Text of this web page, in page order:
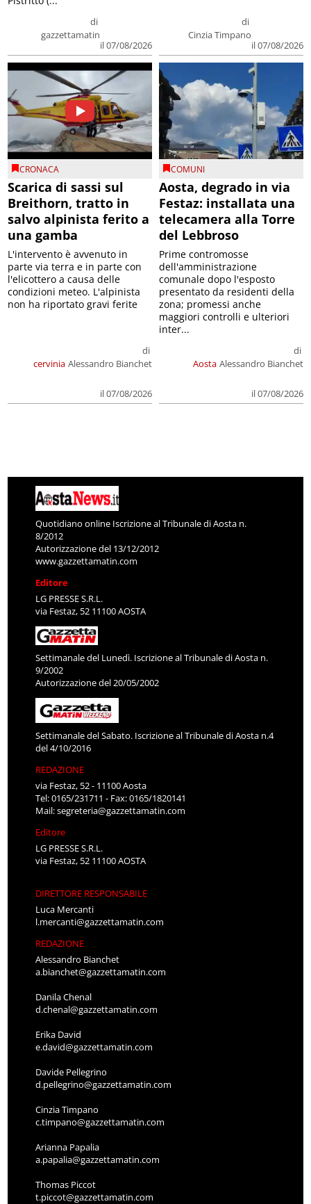
di
gazzettamatin
il 07/08/2026
di
Cinzia Timpano
il 07/08/2026
CRONACA
Scarica di sassi sul
Breithorn, tratto in
salvo alpinista ferito a
una gamba
cervinia
di
Alessandro Bianchet
il 07/08/2026
L'intervento è avvenuto in
parte via terra e in parte con
l'elicottero a causa delle
condizioni meteo. L'alpinista
non ha riportato gravi ferite
COMUNI
Aosta, degrado in via
Festaz: installata una
telecamera alla Torre
del Lebbroso
Aosta
di
Alessandro Bianchet
il 07/08/2026
Prime contromosse
dell'amministrazione
comunale dopo l'esposto
presentato da residenti della
zona; promessi anche
maggiori controlli e ulteriori
inter...
Quotidiano online Iscrizione al Tribunale di Aosta n.
8/2012
Autorizzazione del 13/12/2012
www.gazzettamatin.com
Editore
LG PRESSE S.R.L.
via Festaz, 52 11100 AOSTA
Settimanale del Lunedì. Iscrizione al Tribunale di Aosta n.
9/2002
Autorizzazione del 20/05/2002
Settimanale del Sabato. Iscrizione al Tribunale di Aosta n.4
del 4/10/2016
REDAZIONE
via Festaz, 52 - 11100 Aosta
Tel: 0165/231711 - Fax: 0165/1820141
Mail:segreteria@gazzettamatin.com
Editore
LG PRESSE S.R.L.
via Festaz, 52 11100 AOSTA
DIRETTORE RESPONSABILE
Luca Mercanti
l.mercanti@gazzettamatin.com
REDAZIONE
Alessandro Bianchet
a.bianchet@gazzettamatin.com
Danila Chenal
d.chenal@gazzettamatin.com
Erika David
e.david@gazzettamatin.com
Davide Pellegrino
d.pellegrino@gazzettamatin.com
Cinzia Timpano
c.timpano@gazzettamatin.com
Arianna Papalia
a.papalia@gazzettamatin.com
Thomas Piccot
t.piccot@gazzettamatin.com